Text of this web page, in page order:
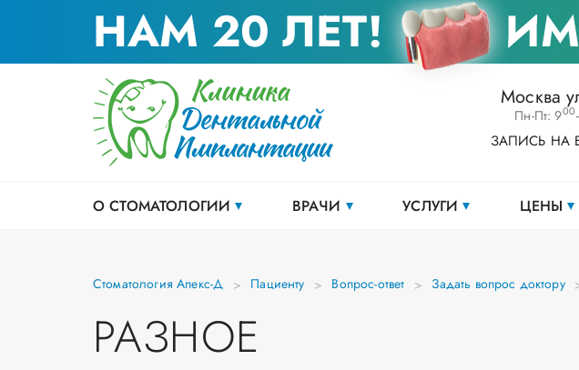
НАМ 20 ЛЕТ!
Москва
Пн-Пт: 900
ЗАПИСЬ НА
О СТОМАТОЛОГИИ ВРАЧИ УСЛУГИ ЦЕНЫ
Стоматология Апекс-Д Пациенту Вопрос-ответ Задать вопрос доктору
РАЗНОЕ